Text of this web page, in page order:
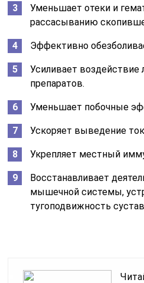
Уменьшает отеки и
рассасыванию
Эффективно
Усиливает воздействие
препаратов.
Уменьшает побочные
Ускоряет выведение
Укрепляет местный
Восстанавливает
мышечной системы,
тугоподвижность